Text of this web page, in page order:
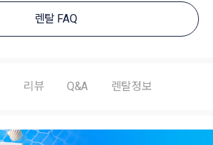
렌탈 FAQ
리뷰 Q&A 렌탈정보